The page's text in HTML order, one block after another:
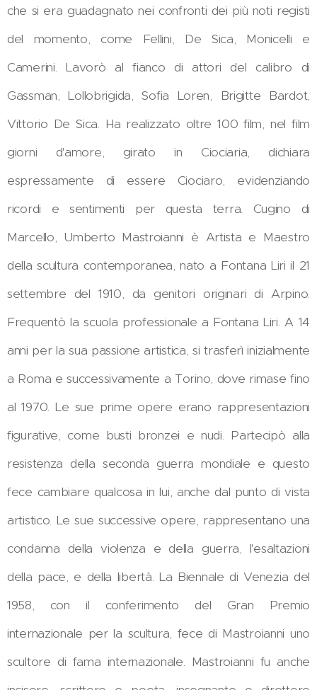
che si era guadagnato nei confronti dei più noti registi
del momento, come Fellini, De Sica, Monicelli e
Camerini. Lavorò al fianco di attori del calibro di
Gassman, Lollobrigida, Sofia Loren, Brigitte Bardot,
Vittorio De Sica. Ha realizzato oltre 100 film, nel film
giorni d'amore, girato in Ciociaria, dichiara
espressamente di essere Ciociaro, evidenziando
ricordi e sentimenti per questa terra. Cugino di
Marcello, Umberto Mastroianni è Artista e Maestro
della scultura contemporanea, nato a Fontana Liri il 21
settembre del 1910, da genitori originari di Arpino.
Frequentò la scuola professionale a Fontana Liri. A 14
anni per la sua passione artistica, si trasferì inizialmente
a Roma e successivamente a Torino, dove rimase fino
al 1970. Le sue prime opere erano rappresentazioni
figurative, come busti bronzei e nudi. Partecipò alla
resistenza della seconda guerra mondiale e questo
fece cambiare qualcosa in lui, anche dal punto di vista
artistico. Le sue successive opere, rappresentano una
condanna della violenza e della guerra, l'esaltazioni
della pace, e della libertà. La Biennale di Venezia del
1958, con il conferimento del Gran Premio
internazionale per la scultura, fece di Mastroianni uno
scultore di fama internazionale. Mastroianni fu anche